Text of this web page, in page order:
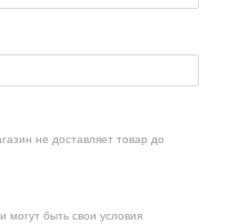
не доставляет товар до
могут быть свои условия